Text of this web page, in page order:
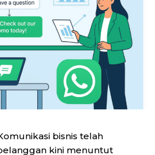
bisnis telah
kini menuntut